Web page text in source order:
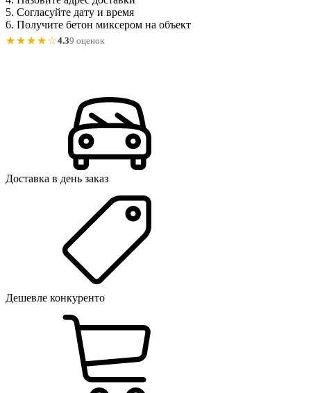
5. Согласуйте дату и время
6. Получите бетон миксером на объект
★★★★☆4.39 оценок
Доставка в день заказ
Дешевле конкуренто